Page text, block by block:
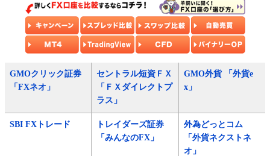
GMOクリック証券
「FXネオ」
セントラル短資ＦＸ
「ＦＸダイレクトプ
ラス」
GMO外貨 「外貨e
x」
SBI FXトレード
トレイダーズ証券
「みんなのFX」
外為どっとコム
「外貨ネクストネ
オ」